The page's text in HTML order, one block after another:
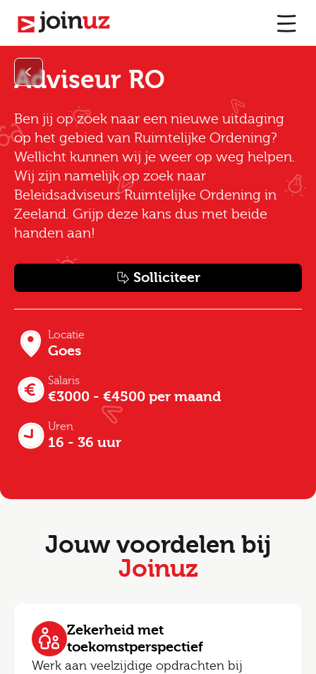
Adviseur RO
Ben jij op zoek naar een nieuwe uitdaging
op het gebied van Ruimtelijke Ordening?
Wellicht kunnen wij je weer op weg helpen.
Wij zijn namelijk op zoek naar
Beleidsadviseurs Ruimtelijke Ordening in
Zeeland. Grijp deze kans dus met beide
handen aan!
Solliciteer
Locatie
Goes
Salaris
€3000 - €4500 per maand
Uren
16 - 36 uur
Jouw voordelen bij
Joinuz
Zekerheid met
toekomstperspectief
Werk aan veelzijdige opdrachten bij